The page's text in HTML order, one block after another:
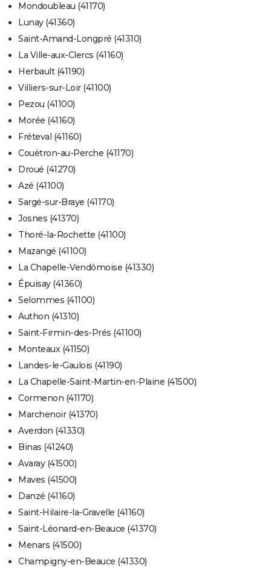
Mondoubleau (41170)
Lunay (41360)
Saint-Amand-Longpré (41310)
La Ville-aux-Clercs (41160)
Herbault (41190)
Villiers-sur-Loir (41100)
Pezou (41100)
Morée (41160)
Fréteval (41160)
Couëtron-au-Perche (41170)
Droué (41270)
Azé (41100)
Sargé-sur-Braye (41170)
Josnes (41370)
Thoré-la-Rochette (41100)
Mazangé (41100)
La Chapelle-Vendômoise (41330)
Épuisay (41360)
Selommes (41100)
Authon (41310)
Saint-Firmin-des-Prés (41100)
Monteaux (41150)
Landes-le-Gaulois (41190)
La Chapelle-Saint-Martin-en-Plaine (41500)
Cormenon (41170)
Marchenoir (41370)
Averdon (41330)
Binas (41240)
Avaray (41500)
Maves (41500)
Danzé (41160)
Saint-Hilaire-la-Gravelle (41160)
Saint-Léonard-en-Beauce (41370)
Menars (41500)
Champigny-en-Beauce (41330)